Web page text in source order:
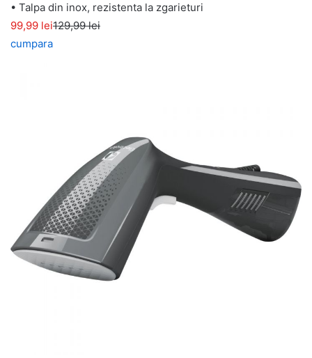
• Talpa din inox, rezistenta la zgarieturi
99,99 lei129,99 lei
cumpara